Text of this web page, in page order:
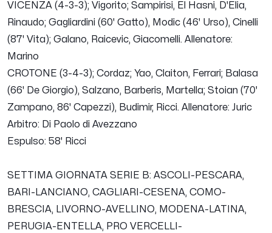
VICENZA (4-3-3); Vigorito; Sampirisi, El Hasni, D'Elia,
Rinaudo; Gagliardini (60' Gatto), Modic (46' Urso), Cinelli
(87' Vita); Galano, Raicevic, Giacomelli. Allenatore:
Marino
CROTONE (3-4-3); Cordaz; Yao, Claiton, Ferrari; Balasa
(66' De Giorgio), Salzano, Barberis, Martella; Stoian (70'
Zampano, 86' Capezzi), Budimir, Ricci. Allenatore: Juric
Arbitro: Di Paolo di Avezzano
Espulso: 58' Ricci
SETTIMA GIORNATA SERIE B: ASCOLI-PESCARA,
BARI-LANCIANO, CAGLIARI-CESENA, COMO-
BRESCIA, LIVORNO-AVELLINO, MODENA-LATINA,
PERUGIA-ENTELLA, PRO VERCELLI-